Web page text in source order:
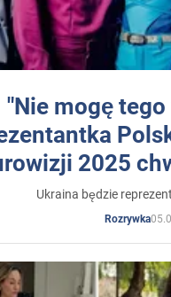
"Nie mogę tego
2025
Ukraina będzie
Rozrywka